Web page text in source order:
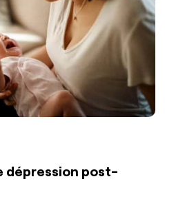
dépression post-